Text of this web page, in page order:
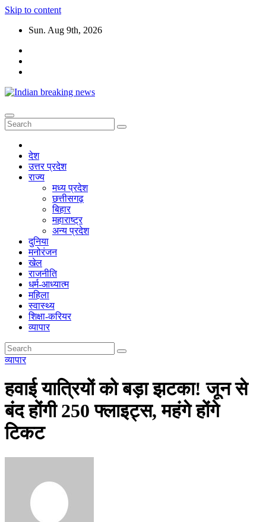
Skip to content
Sun. Aug 9th, 2026
देश
उत्तर प्रदेश
राज्य
मध्य प्रदेश
छत्तीसगढ़
बिहार
महाराष्ट्र
अन्य प्रदेश
दुनिया
मनोरंजन
खेल
राजनीति
धर्म-आध्यात्म
महिला
स्वास्थ्य
शिक्षा-करियर
व्यापार
व्यापार
हवाई यात्रियों को बड़ा झटका! जून से
बंद होंगी 250 फ्लाइट्स, महंगे होंगे
टिकट